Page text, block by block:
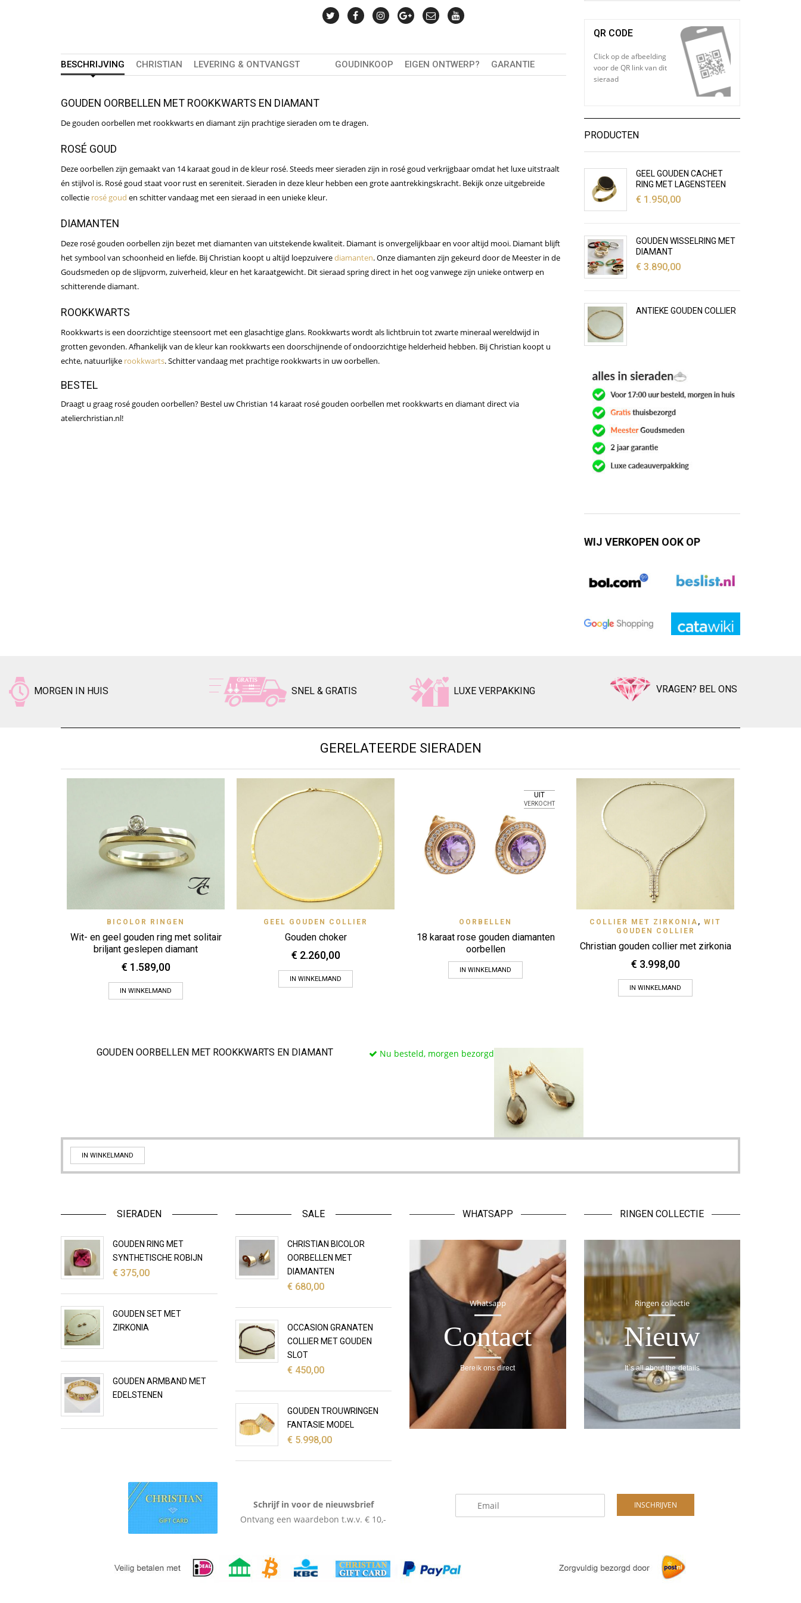
BESCHRIJVING CHRISTIAN LEVERING & ONTVANGST GOUDINKOOP EIGEN ONTWERP? GARANTIE
GOUDEN OORBELLEN MET ROOKKWARTS EN DIAMANT
De gouden oorbellen met rookkwarts en diamant zijn prachtige sieraden om te dragen.
ROSÉ GOUD
Deze oorbellen zijn gemaakt van 14 karaat goud in de kleur rosé. Steeds meer sieraden zijn in rosé goud verkrijgbaar omdat het luxe uitstraalt
én stijlvol is. Rosé goud staat voor rust en sereniteit. Sieraden in deze kleur hebben een grote aantrekkingskracht. Bekijk onze uitgebreide
collectie rosé goud en schitter vandaag met een sieraad in een unieke kleur.
DIAMANTEN
Deze rosé gouden oorbellen zijn bezet met diamanten van uitstekende kwaliteit. Diamant is onvergelijkbaar en voor altijd mooi. Diamant blijft
het symbool van schoonheid en liefde. Bij Christian koopt u altijd loepzuiverediamanten. Onze diamanten zijn gekeurd door de Meester in de
Goudsmeden op de slijpvorm, zuiverheid, kleur en het karaatgewicht. Dit sieraad spring direct in het oog vanwege zijn unieke ontwerp en
schitterende diamant.
ROOKKWARTS
Rookkwarts is een doorzichtige steensoort met een glasachtige glans. Rookkwarts wordt als lichtbruin tot zwarte mineraal wereldwijd in
grotten gevonden. Afhankelijk van de kleur kan rookkwarts een doorschijnende of ondoorzichtige helderheid hebben. Bij Christian koopt u
echte, natuurlijke rookkwarts. Schitter vandaag met prachtige rookkwarts in uw oorbellen.
BESTEL
Draagt u graag rosé gouden oorbellen? Bestel uw Christian 14 karaat rosé gouden oorbellen met rookkwarts en diamant direct via
atelierchristian.nl!
QR CODE
Click op de afbeelding
voor de QR link van dit
sieraad
PRODUCTEN
GEEL GOUDEN CACHET
RING MET LAGENSTEEN
€1.950,00
GOUDEN WISSELRING MET
DIAMANT
€3.890,00
ANTIEKE GOUDEN COLLIER
WIJ VERKOPEN OOK OP
MORGEN IN HUIS SNEL & GRATIS LUXE VERPAKKING VRAGEN? BEL ONS
GERELATEERDE SIERADEN
Zet op verlanglijstje Quick View
BICOLOR RINGEN
Wit- en geel gouden ring met solitair
briljant geslepen diamant
€ 1.589,00
IN WINKELMAND
Zet op verlanglijstje Quick View
GEEL GOUDEN COLLIER
Gouden choker
€ 2.260,00
IN WINKELMAND
UIT
VERKOCHT
Zet op verlanglijstje
OORBELLEN
18 karaat rose gouden diamanten
oorbellen
IN WINKELMAND
Zet op verlanglijstje Quick View
COLLIER MET ZIRKONIA , WIT
GOUDEN COLLIER
Christian gouden collier met zirkonia
€ 3.998,00
IN WINKELMAND
GOUDEN OORBELLEN MET ROOKKWARTS EN DIAMANT Nu besteld, morgen bezorgd
IN WINKELMAND
SIERADEN
GOUDEN RING MET
SYNTHETISCHE ROBIJN
€ 375,00
GOUDEN SET MET
ZIRKONIA
GOUDEN ARMBAND MET
EDELSTENEN
SALE
CHRISTIAN BICOLOR
OORBELLEN MET
DIAMANTEN
€680,00
OCCASION GRANATEN
COLLIER MET GOUDEN
SLOT
€450,00
GOUDEN TROUWRINGEN
FANTASIE MODEL
€5.998,00
WHATSAPP
Whatsapp
Contact
Bereik ons direct
RINGEN COLLECTIE
Ringen collectie
Nieuw
It`s all about the details
Schrijf in voor de nieuwsbrief
Ontvang een waardebon t.w.v. € 10,-